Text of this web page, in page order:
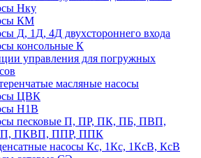
Нку
КМ
Д, 1Д, 4Д двухстороннего входа
консольные К
управления для погружных
масляные насосы
ЦВК
Н1В
песковые П, ПР, ПК, ПБ, ПВП,
ПКВП, ППР, ППК
насосы Кс, 1Кс, 1КсВ, КсВ